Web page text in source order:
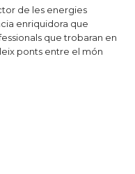
de les energies
enriquidora que
que trobaran en
ponts entre el món